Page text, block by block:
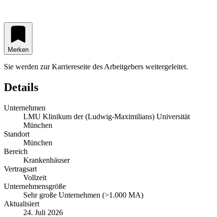
Merken
Sie werden zur Karriereseite des Arbeitgebers weitergeleitet.
Details
Unternehmen
LMU Klinikum der (Ludwig-Maximilians) Universität
München
Standort
München
Bereich
Krankenhäuser
Vertragsart
Vollzeit
Unternehmensgröße
Sehr große Unternehmen (>1.000 MA)
Aktualisiert
24. Juli 2026